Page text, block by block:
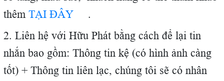
thêm TẠI ĐÂY
.
2. Liên hệ với Hữu Phát bằng cách để lại tin
nhắn bao gồm: Thông tin kệ (có hình ảnh càng
tốt) + Thông tin liên lạc, chúng tôi sẽ có nhân